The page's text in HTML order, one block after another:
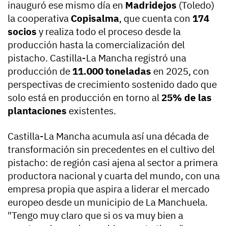
inauguró ese mismo día en Madridejos (Toledo)
la cooperativa Copisalma, que cuenta con 174
socios y realiza todo el proceso desde la
producción hasta la comercialización del
pistacho. Castilla-La Mancha registró una
producción de 11.000 toneladas en 2025, con
perspectivas de crecimiento sostenido dado que
solo está en producción en torno al 25% de las
plantaciones existentes.
Castilla-La Mancha acumula así una década de
transformación sin precedentes en el cultivo del
pistacho: de región casi ajena al sector a primera
productora nacional y cuarta del mundo, con una
empresa propia que aspira a liderar el mercado
europeo desde un municipio de La Manchuela.
"Tengo muy claro que si os va muy bien a